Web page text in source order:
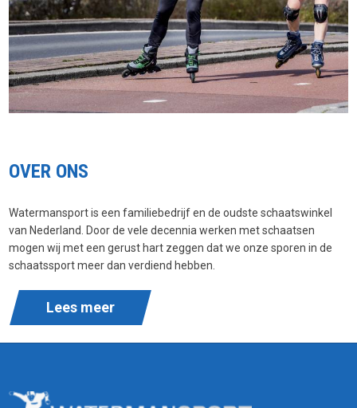
OVER ONS
Watermansport is een familiebedrijf en de oudste schaatswinkel
van Nederland. Door de vele decennia werken met schaatsen
mogen wij met een gerust hart zeggen dat we onze sporen in de
schaatssport meer dan verdiend hebben.
Lees meer